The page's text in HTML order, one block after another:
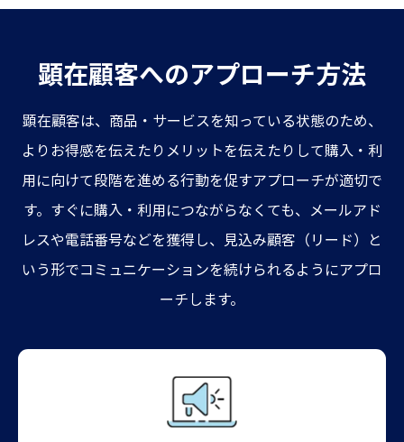
顕在顧客へのアプローチ方法
顕在顧客は、商品・サービスを知っている状態のため、
よりお得感を伝えたりメリットを伝えたりして購入・利
用に向けて段階を進める行動を促すアプローチが適切で
す。すぐに購入・利用につながらなくても、メールアド
レスや電話番号などを獲得し、見込み顧客（リード）と
いう形でコミュニケーションを続けられるようにアプロ
ーチします。